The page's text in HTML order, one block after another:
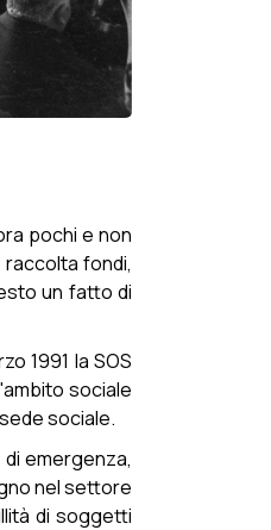
pochi e non
fondi,
un fatto di
1991 la SOS
sociale
sociale.
emergenza,
nel settore
di soggetti